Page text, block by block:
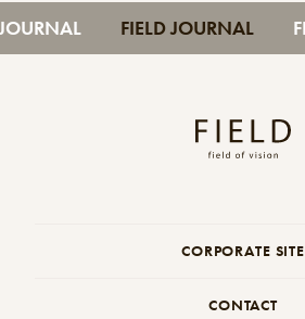
JOURNAL FIELD JOURNAL
CORPORATE SITE
CONTACT